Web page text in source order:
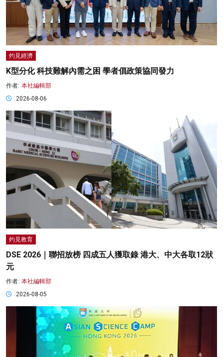
灼見經濟
K型分化 科技難解內需之困 學者倡政策協同發力
作者: 本社編輯部
2026-08-06
灼見教育
DSE 2026｜聯招放榜 四成五人獲取錄 港大、中大各取12狀
元
作者: 本社編輯部
2026-08-05